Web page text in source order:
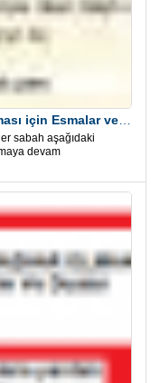
sabah aşağıdaki
devam